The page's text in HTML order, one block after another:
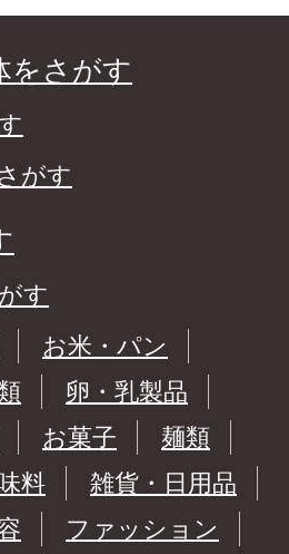
をさがす
がす
す
お米・パン
卵・乳製品
お菓子
麺類
料
雑貨・日用品
ファッション